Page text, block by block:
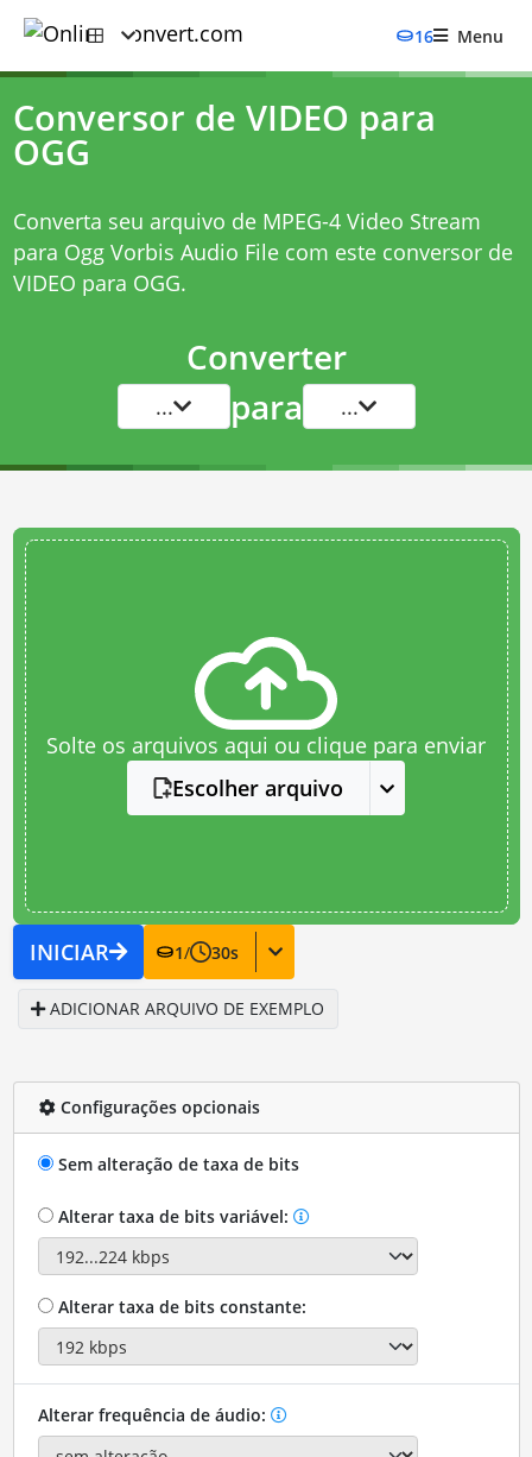
16 Menu
Conversor de VIDEO para
OGG
Converta seu arquivo de MPEG-4 Video Stream
para Ogg Vorbis Audio File com este conversor de
VIDEO para OGG.
Converter
... para ...
Solte os arquivos aqui ou clique para enviar
Escolher arquivo
INICIAR 1/ 30s
ADICIONAR ARQUIVO DE EXEMPLO
Configurações opcionais
Sem alteração de taxa de bits
Alterar taxa de bits variável:
Alterar taxa de bits constante:
Alterar frequência de áudio: